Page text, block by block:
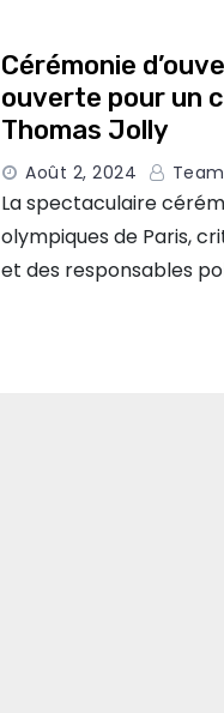
Cérémonie
ouverte pour un
Thomas Jolly
Août 2, 2024 Team
La spectaculaire
olympiques de Paris,
et des responsables